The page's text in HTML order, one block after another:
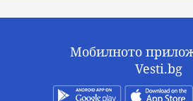
Мобилното
Vesti.bg